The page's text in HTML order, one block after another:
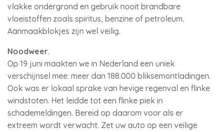
vlakke ondergrond en gebruik nooit brandbare
vloeistoffen zoals spiritus, benzine of petroleum.
Aanmaakblokjes zijn wel veilig.
Noodweer.
Op 19 juni maakten we in Nederland een uniek
verschijnsel mee: meer dan 188.000 bliksemontladingen.
Ook was er lokaal sprake van hevige regenval en flinke
windstoten. Het leidde tot een flinke piek in
schademeldingen. Bereid op daarom voor als er
extreem wordt verwacht. Zet uw auto op een veilige